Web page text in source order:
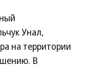
Унал,
на территории
В